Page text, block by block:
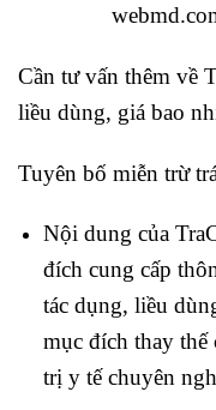
Cần tư vấn thêm về
liều dùng, giá bao
Tuyên bố miễn trừ
Nội dung của
đích cung cấp
tác dụng, liều
mục đích thay thế
trị y tế chuyên